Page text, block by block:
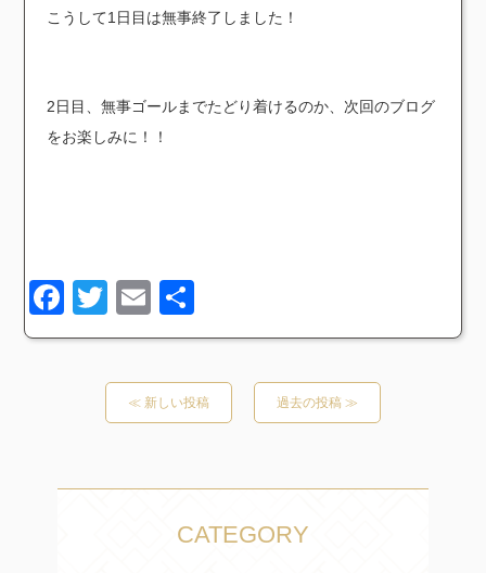
こうして1日目は無事終了しました！
2日目、無事ゴールまでたどり着けるのか、次回のブログ
をお楽しみに！！
Facebook
TwitterEmail
有
≪ 新しい投稿 過去の投稿 ≫
CATEGORY